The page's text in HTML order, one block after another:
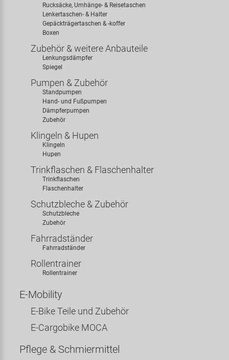
Rucksäcke, Umhänge- & Reisetaschen
Lenkertaschen- & Halter
Gepäckträgertaschen & -koffer
Boxen
Zubehör & weitere Anbauteile
Lenkungsdämpfer
Spiegel
Pumpen & Zubehör
Standpumpen
Hand- und Fußpumpen
Dämpferpumpen
Zubehör
Klingeln & Hupen
Klingeln
Hupen
Trinkflaschen & Flaschenhalter
Trinkflaschen
Flaschenhalter
Schutzbleche & Zubehör
Schutzbleche
Zubehör
Fahrradständer
Fahrradständer
Rollentrainer
Rollentrainer
E-Mobility
E-Bike Teile und Zubehör
E-Cargobike MOCA
Pflege & Schmiermittel